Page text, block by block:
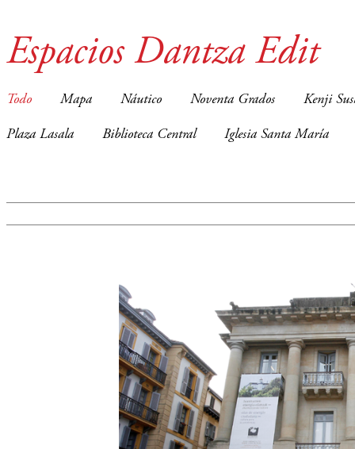
Espacios Dantza Edit
Todo Mapa Náutico Noventa Grados Kenji
Plaza Lasala Biblioteca Central Iglesia Santa María